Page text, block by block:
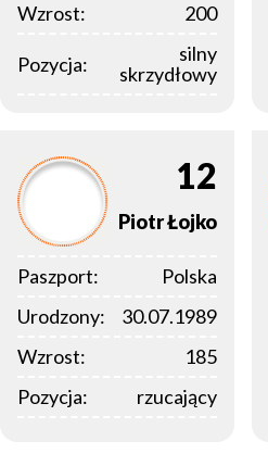
Wzrost:
200
Pozycja:
silny
skrzydłowy
12
PiotrŁojko
Paszport:
Polska
Urodzony:
30.07.1989
Wzrost:
185
Pozycja:
rzucający